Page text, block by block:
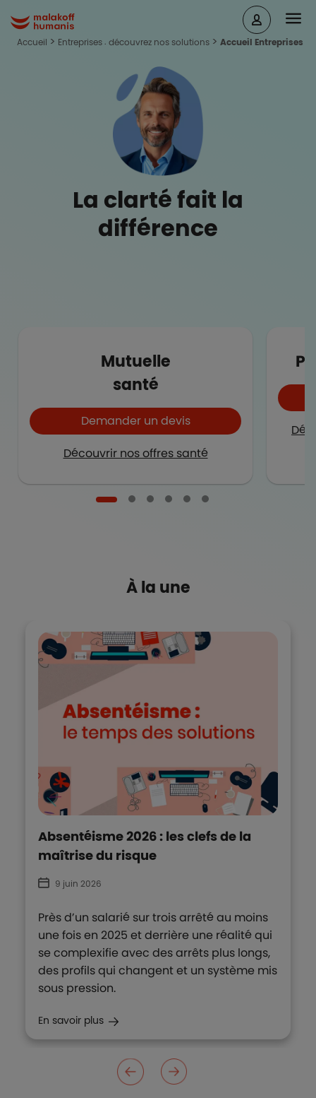
Malakoff Humanis Accueil
Accueil Entreprises : découvrez nos solutions Accueil Entreprises
La clarté fait la
différence
Mutuelle
santé
Demander un devis
Découvrir nos offres santé
À la une
Absentéisme 2026 : les clefs de la
maîtrise du risque
9 juin 2026
Près d’un salarié sur trois arrêté au moins
une fois en 2025 et derrière une réalité qui
se complexifie avec des arrêts plus longs,
des profils qui changent et un système mis
sous pression.
En savoir plus